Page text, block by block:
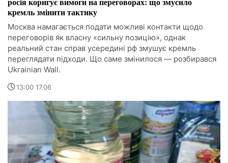
кремль змінити тактику
Москва намагається подати можливі контакти щодо
переговорів як власну «сильну позицію», однак
реальний стан справ усередині рф змушує кремль
переглядати підходи. Що саме змінилося — розбирався
Ukrainian Wall.
13:00 17.06